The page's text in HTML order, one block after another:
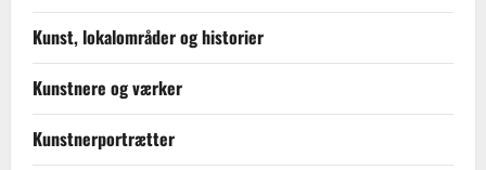
Kunst, lokalområder og historier
Kunstnere og værker
Kunstnerportrætter